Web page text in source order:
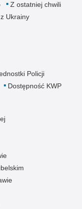
Z ostatniej chwili
Ukrainy
Policji
Dostępność KWP